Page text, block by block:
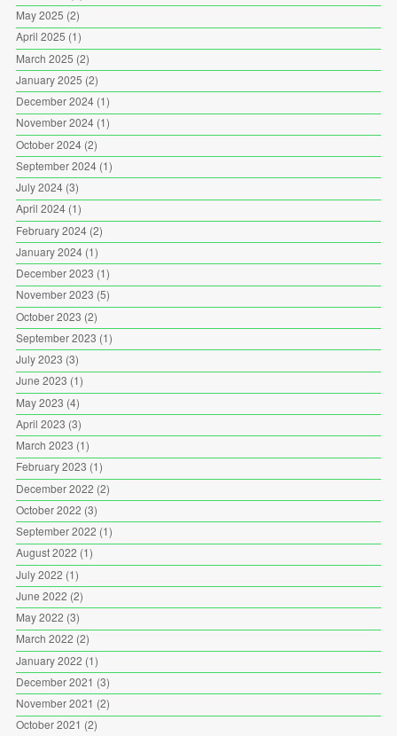
May 2025 (2)
April 2025 (1)
March 2025 (2)
January 2025 (2)
December 2024(1)
November 2024(1)
October 2024(2)
September 2024(1)
July 2024(3)
April 2024(1)
February 2024(2)
January 2024(1)
December 2023 (1)
November 2023 (5)
October 2023 (2)
September 2023 (1)
July 2023 (3)
June 2023 (1)
May 2023 (4)
April 2023 (3)
March 2023 (1)
February 2023 (1)
December 2022 (2)
October 2022 (3)
September 2022 (1)
August 2022 (1)
July 2022 (1)
June 2022 (2)
May 2022 (3)
March 2022 (2)
January 2022 (1)
December 2021 (3)
November 2021 (2)
October 2021 (2)